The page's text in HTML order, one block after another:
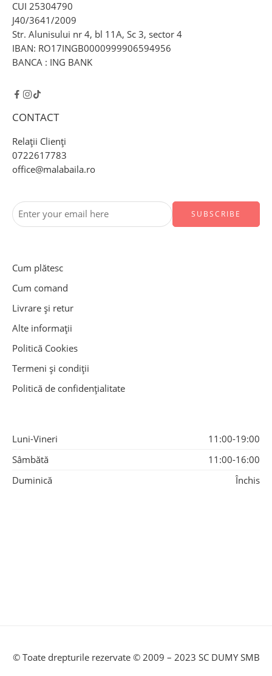
CUI 25304790
J40/3641/2009
Str. Alunisului nr 4, bl 11A, Sc 3, sector 4
IBAN: RO17INGB0000999906594956
BANCA : ING BANK
CONTACT
Relații Clienți
0722617783
office@malabaila.ro
Cum plătesc
Cum comand
Livrare și retur
Alte informații
Politică Cookies
Termeni și condiții
Politică de confidențialitate
Luni-Vineri
11:00-19:00
Sâmbătă
11:00-16:00
Duminică
Închis
© Toate drepturile rezervate © 2009 – 2023 SC DUMY SMB